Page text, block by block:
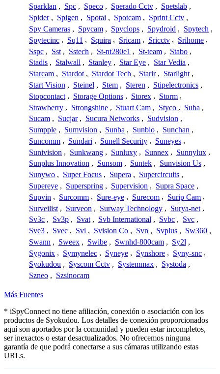
Sparklan , Spc , Speco , Sperado Cctv , Spetslab ,
Spider , Spigen , Spotai , Spotcam , Sprint Cctv ,
Spy Cameras , Spycam , Spyclops , Spydroid , Spytech ,
Spytecinc , Sq11 , Squira , Sricam , Sricctv , Srihome ,
Sspc , Sst , Sstech , St-nt280e1 , St-team , Stabo ,
Stadis , Stalwall , Stanley , Star Eye , Star Vedia ,
Starcam , Stardot , Stardot Tech , Starir , Starlight ,
Start Vision , Steinel , Stem , Steren , Stipelectronics ,
Stopcontact , Storage Options , Storex , Storm ,
Strawberry , Strongshine , Stuart Cam , Styco , Suba ,
Sucam , Sucjar , Sucura Networks , Sudvision ,
Sumpple , Sumvision , Sunba , Sunbio , Sunchan ,
Suncomm , Sundari , Sunell Security , Suneyes ,
Sunivision , Sunkwang , Sunluxy , Sunnex , Sunnylux ,
Sunplus Innovation , Sunsom , Suntek , Sunvision Us ,
Sunywo , Super Focus , Supera , Supercircuits ,
Supereye , Superspring , Supervision , Supra Space ,
Supvin , Surcomm , Sure-eye , Surecom , Surip Cam ,
Surveilist , Surveon , Surway Technology , Surya-net ,
Sv3c , Sv3p , Svat , Svb International , Svbc , Svc ,
Sve3 , Svec , Svi , Svision Co , Svn , Svplus , Sw360 ,
Swann , Sweex , Swibe , Swnhd-800cam , Sy2l ,
Sygonix , Symynelec , Syneye , Synshore , Syny-snc ,
Syokudou , Syscom Cctv , Systemmax , Systoda ,
Szneo , Szsinocam
Más Fuentes
* iSpyConnect no tiene afiliación, conexión o asociación con los
productos de Syokudou. Los detalles de conexión proporcionados
aquí son aportados por la comunidad y pueden estar incompletos,
ser inexactos o estar desactualizados. No ofrecemos ninguna
garantía de que podrá conectarse a sus cámaras utilizando estas
URLs.